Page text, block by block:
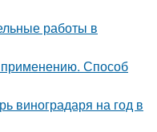
работы в
применению. Способ
виноградаря на год в